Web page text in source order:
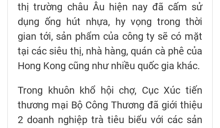
thị trường châu Âu hiện nay đã cấm sử
dụng ống hút nhựa, hy vọng trong thời
gian tới, sản phẩm của công ty sẽ có mặt
tại các siêu thị, nhà hàng, quán cà phê của
Hong Kong cũng như nhiều quốc gia khác.
Trong khuôn khổ hội chợ, Cục Xúc tiến
thương mại Bộ Công Thương đã giới thiệu
2 doanh nghiệp trà tiêu biểu với các sản